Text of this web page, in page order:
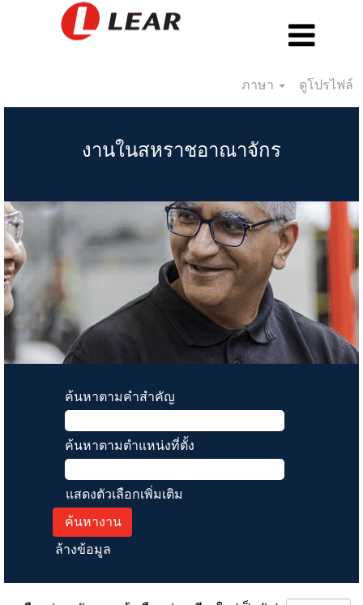
ภาษา ดูโปรไฟล์
งานในสหราชอาณาจักร
ค้นหาตามคำสำคัญ
ค้นหาตามตำแหน่งที่ตั้ง
แสดงตัวเลือกเพิ่มเติม
ล้างข้อมูล